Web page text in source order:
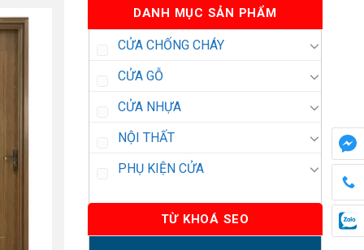
DANH MỤC SẢN PHẨM
CỬA CHỐNG CHÁY
CỬA GỖ
CỬA NHỰA
NỘI THẤT
PHỤ KIỆN CỬA
TỪ KHOÁ SEO